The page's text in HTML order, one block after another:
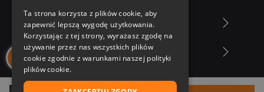
Nasza oferta
Nasi autorzy
Ta strona korzysta z plików cookie, aby
zapewnić lepszą wygodę użytkowania.
Korzystając z tej strony, wyrażasz zgodę na
używanie przez nas wszystkich plików
cookie zgodnie z warunkami naszej polityki
plików cookie.